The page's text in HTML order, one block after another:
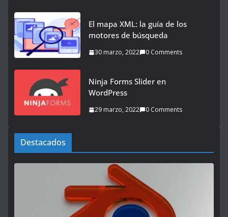
El mapa XML: la guía de los
motores de búsqueda
30 marzo, 2022 0 Comments
Ninja Forms Slider en
WordPress
29 marzo, 2022 0 Comments
Destacados